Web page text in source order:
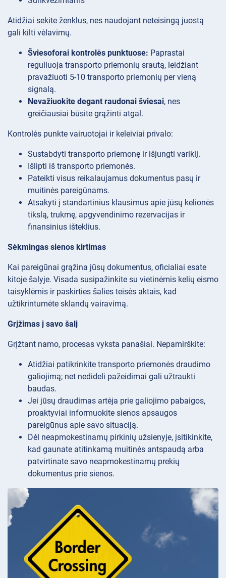
Atidžiai sekite ženklus, nes naudojant neteisingą juostą
gali kilti vėlavimų.
Šviesoforai kontrolės punktuose: Paprastai
reguliuoja transporto priemonių srautą, leidžiant
pravažiuoti 5-10 transporto priemonių per vieną
signalą.
Nevažiuokite degant raudonai šviesai, nes
greičiausiai būsite grąžinti atgal.
Kontrolės punkte vairuotojai ir keleiviai privalo:
Sustabdyti transporto priemonę ir išjungti variklį.
Išlipti iš transporto priemonės.
Pateikti visus reikalaujamus dokumentus pasų ir
muitinės pareigūnams.
Atsakyti į standartinius klausimus apie jūsų kelionės
tikslą, trukmę, apgyvendinimo rezervacijas ir
finansinius išteklius.
Sėkmingas sienos kirtimas
Kai pareigūnai grąžina jūsų dokumentus, oficialiai esate
kitoje šalyje. Visada susipažinkite su vietinėmis kelių eismo
taisyklėmis ir paskirties šalies teisės aktais, kad
užtikrintumėte sklandų vairavimą.
Grįžimas į savo šalį
Grįžtant namo, procesas vyksta panašiai. Nepamirškite:
Atidžiai patikrinkite transporto priemonės draudimo
galiojimą; net nedideli pažeidimai gali užtraukti
baudas.
Jei jūsų draudimas artėja prie galiojimo pabaigos,
proaktyviai informuokite sienos apsaugos
pareigūnus apie savo situaciją.
Dėl neapmokestinamų pirkinių užsienyje, įsitikinkite,
kad gaunate atitinkamą muitinės antspaudą arba
patvirtinate savo neapmokestinamų prekių
dokumentus prie sienos.